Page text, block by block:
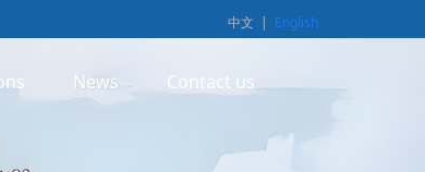
中文 | English
News Contact us